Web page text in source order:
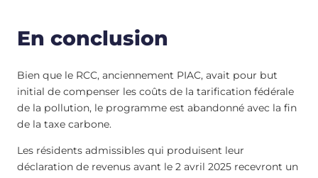
En conclusion
Bien que le RCC, anciennement PIAC, avait pour but
initial de compenser les coûts de la tarification fédérale
de la pollution, le programme est abandonné avec la fin
de la taxe carbone.
Les résidents admissibles qui produisent leur
déclaration de revenus avant le 2 avril 2025 recevront un